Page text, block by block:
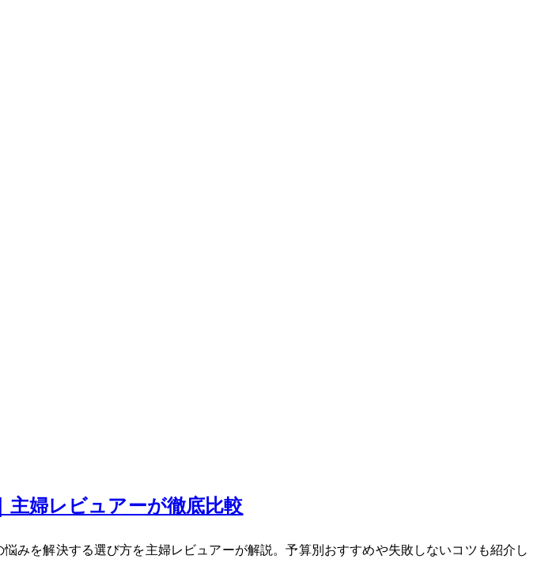
主婦レビュアーが徹底比較
みを解決する選び方を主婦レビュアーが解説。予算別おすすめや失敗しないコツも紹介し